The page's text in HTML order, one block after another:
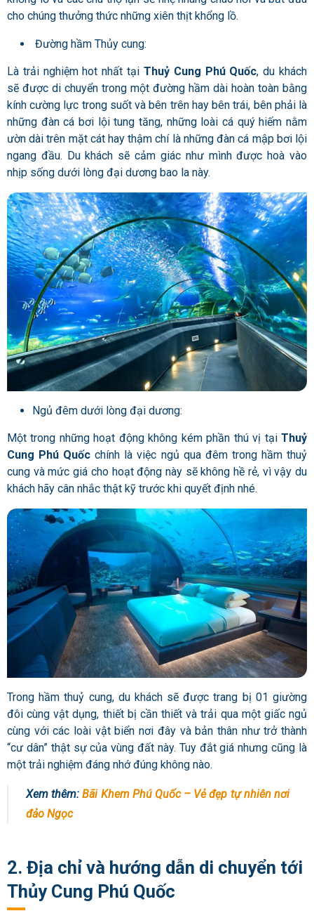
cho chúng thưởng thức những xiên thịt khổng lồ.
Đường hầm Thủy cung:
Là trải nghiệm hot nhất tại Thuỷ Cung Phú Quốc, du khách
sẽ được di chuyển trong một đường hầm dài hoàn toàn bằng
kính cường lực trong suốt và bên trên hay bên trái, bên phải là
những đàn cá bơi lội tung tăng, những loài cá quý hiếm nằm
ườn dài trên mặt cát hay thậm chí là những đàn cá mập bơi lội
ngang đầu. Du khách sẽ cảm giác như mình được hoà vào
nhịp sống dưới lòng đại dương bao la này.
Ngủ đêm dưới lòng đại dương:
Một trong những hoạt động không kém phần thú vị tại Thuỷ
Cung Phú Quốcchính là việc ngủ qua đêm trong hầm thuỷ
cung và mức giá cho hoạt động này sẽ không hề rẻ, vì vậy du
khách hãy cân nhắc thật kỹ trước khi quyết định nhé.
Trong hầm thuỷ cung, du khách sẽ được trang bị 01 giường
đôi cùng vật dụng, thiết bị cần thiết và trải qua một giấc ngủ
cùng với các loài vật biển nơi đây và bản thân như trở thành
“cư dân” thật sự của vùng đất này. Tuy đắt giá nhưng cũng là
một trải nghiệm đáng nhớ đúng không nào.
Xem thêm:Bãi Khem Phú Quốc – Vẻ đẹp tự nhiên nơi
đảo Ngọc
2. Địa chỉ và hướng dẫn di chuyển tới
Thủy Cung Phú Quốc